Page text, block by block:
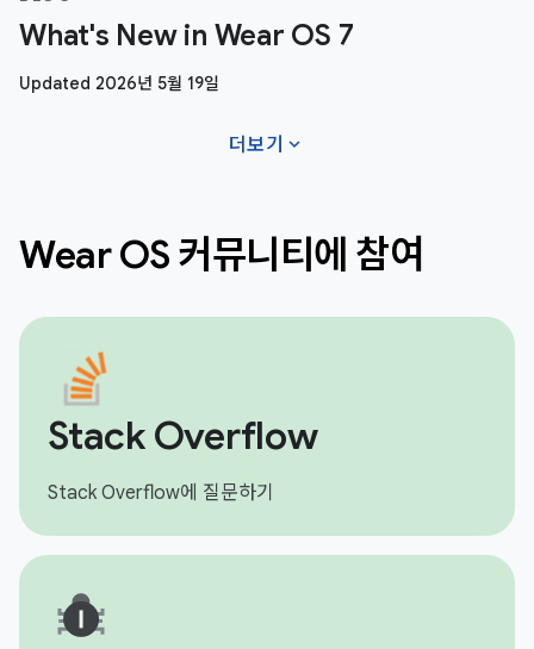
What's New in Wear OS 7
Updated 2026년 5월 19일
더보기 expand_more
Wear OS 커뮤니티에 참여
Stack Overflow
Stack Overflow에 질문하기